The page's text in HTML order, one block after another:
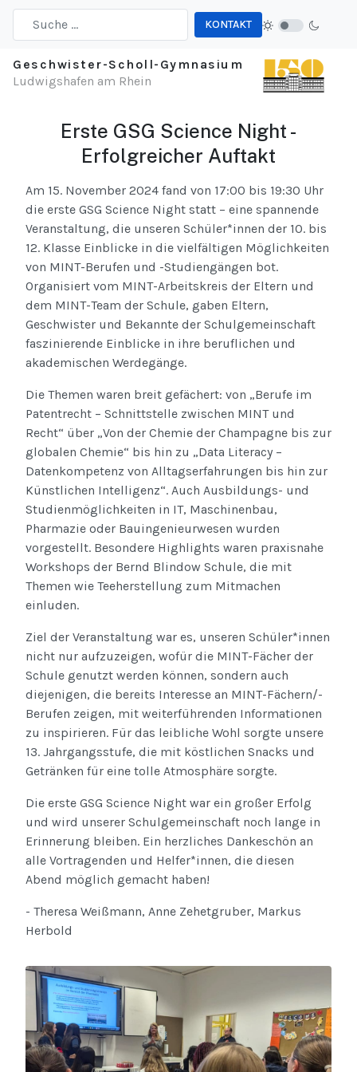
KONTAKT
Geschwister-Scholl-Gymnasium
Ludwigshafen am Rhein
Erste GSG Science Night -
Erfolgreicher Auftakt
Am 15. November 2024 fand von 17:00 bis 19:30 Uhr
die erste GSG Science Night statt – eine spannende
Veranstaltung, die unseren Schüler*innen der 10. bis
12. Klasse Einblicke in die vielfältigen Möglichkeiten
von MINT-Berufen und -Studiengängen bot.
Organisiert vom MINT-Arbeitskreis der Eltern und
dem MINT-Team der Schule, gaben Eltern,
Geschwister und Bekannte der Schulgemeinschaft
faszinierende Einblicke in ihre beruflichen und
akademischen Werdegänge.
Die Themen waren breit gefächert: von „Berufe im
Patentrecht – Schnittstelle zwischen MINT und
Recht“ über „Von der Chemie der Champagne bis zur
globalen Chemie“ bis hin zu „Data Literacy –
Datenkompetenz von Alltagserfahrungen bis hin zur
Künstlichen Intelligenz“. Auch Ausbildungs- und
Studienmöglichkeiten in IT, Maschinenbau,
Pharmazie oder Bauingenieurwesen wurden
vorgestellt. Besondere Highlights waren praxisnahe
Workshops der Bernd Blindow Schule, die mit
Themen wie Teeherstellung zum Mitmachen
einluden.
Ziel der Veranstaltung war es, unseren Schüler*innen
nicht nur aufzuzeigen, wofür die MINT-Fächer der
Schule genutzt werden können, sondern auch
diejenigen, die bereits Interesse an MINT-Fächern/-
Berufen zeigen, mit weiterführenden Informationen
zu inspirieren. Für das leibliche Wohl sorgte unsere
13. Jahrgangsstufe, die mit köstlichen Snacks und
Getränken für eine tolle Atmosphäre sorgte.
Die erste GSG Science Night war ein großer Erfolg
und wird unserer Schulgemeinschaft noch lange in
Erinnerung bleiben. Ein herzliches Dankeschön an
alle Vortragenden und Helfer*innen, die diesen
Abend möglich gemacht haben!
- Theresa Weißmann, Anne Zehetgruber, Markus
Herbold